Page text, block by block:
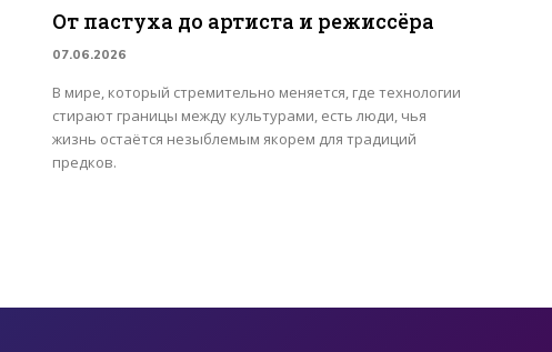
От пастуха до артиста и режиссёра
07.06.2026
В мире, который стремительно меняется, где технологии
стирают границы между культурами, есть люди, чья
жизнь остаётся незыблемым якорем для традиций
предков.